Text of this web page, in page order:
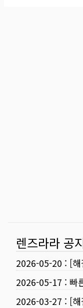
렌즈라라 공
2026-05-20 : [
2026-05-17 : 빠
2026-03-27 : [